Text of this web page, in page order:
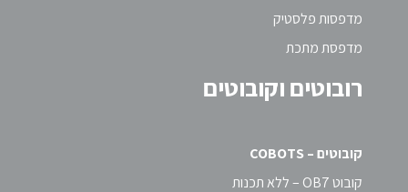
מדפסות פלסטיק
מדפסת מתכת
רובוטים וקובוטים
קובוטים – COBOTS
קובוט OB7 – ללא תכנות